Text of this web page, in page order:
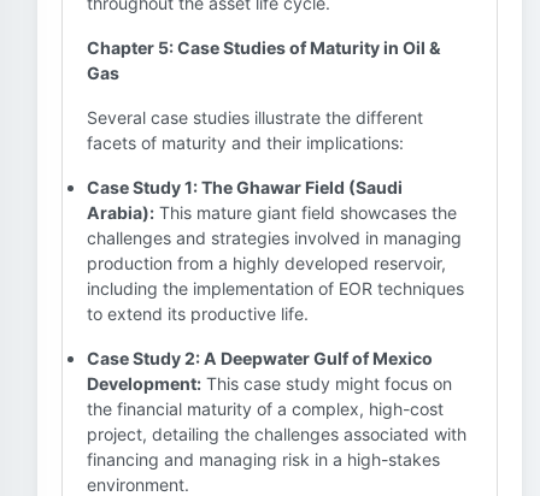
Chapter 5: Case Studies of Maturity in Oil &
Gas
Several case studies illustrate the different
facets of maturity and their implications:
Case Study 1: The Ghawar Field (Saudi
Arabia): This mature giant field showcases the
challenges and strategies involved in managing
production from a highly developed reservoir,
including the implementation of EOR techniques
to extend its productive life.
Case Study 2: A Deepwater Gulf of Mexico
Development: This case study might focus on
the financial maturity of a complex, high-cost
project, detailing the challenges associated with
financing and managing risk in a high-stakes
environment.